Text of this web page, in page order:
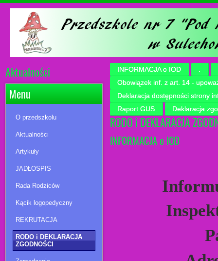
Aktualności
Menu
O przedszkolu
Aktualności
Artykuły
JADŁOSPIS
Rada Rodziców
Kącik logopedyczny
REKRUTACJA
RODO i DEKLARACJA
ZGODNOŚCI
INFORMACJA o IOD
Obowiązek inf. z art. 14 -
Deklaracja dostępności strony
Raport GUS
Deklaracja
RODO i DEKLARACJA
INFORMACJA o IOD